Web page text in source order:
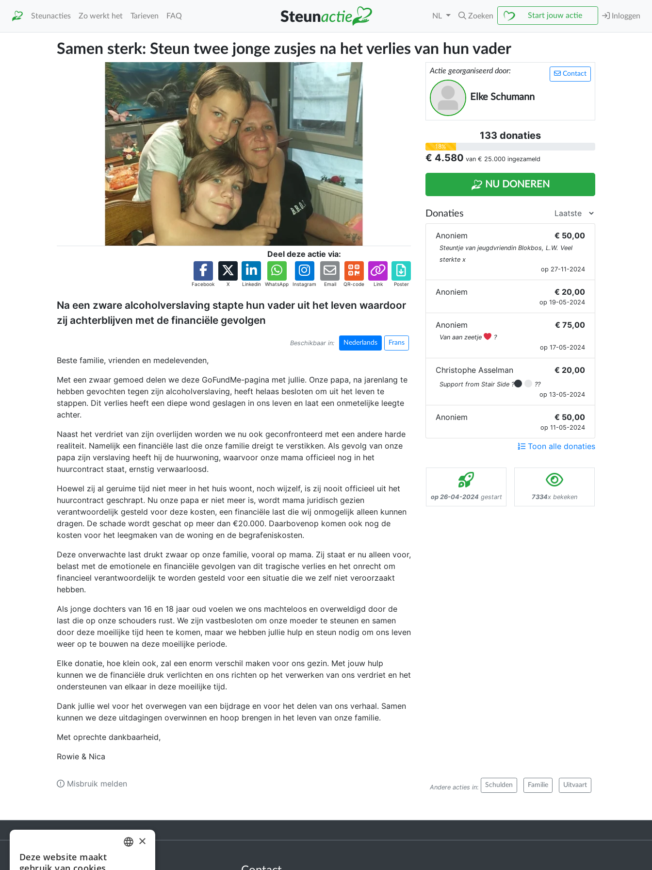
Steunacties Zo werkt het Tarieven FAQ NL Zoeken Start jouw actie Inloggen
Samen sterk: Steun twee jonge zusjes na het verlies van hun vader
Deel deze actie via:
Facebook X Linkedin WhatsApp Instagram Email QR-code Link Poster
Na een zware alcoholverslaving stapte hun vader uit het leven waardoor
zij achterblijven met de financiële gevolgen
Beschikbaar in: Nederlands Frans
Beste familie, vrienden en medelevenden,
Met een zwaar gemoed delen we deze GoFundMe-pagina met jullie. Onze papa, na jarenlang te
hebben gevochten tegen zijn alcoholverslaving, heeft helaas besloten om uit het leven te
stappen. Dit verlies heeft een diepe wond geslagen in ons leven en laat een onmetelijke leegte
achter.
Naast het verdriet van zijn overlijden worden we nu ook geconfronteerd met een andere harde
realiteit. Namelijk een financiële last die onze familie dreigt te verstikken. Als gevolg van onze
papa zijn verslaving heeft hij de huurwoning, waarvoor onze mama officieel nog in het
huurcontract staat, ernstig verwaarloosd.
Hoewel zij al geruime tijd niet meer in het huis woont, noch wijzelf, is zij nooit officieel uit het
huurcontract geschrapt. Nu onze papa er niet meer is, wordt mama juridisch gezien
verantwoordelijk gesteld voor deze kosten, een financiële last die wij onmogelijk alleen kunnen
dragen. De schade wordt geschat op meer dan €20.000. Daarbovenop komen ook nog de
kosten voor het leegmaken van de woning en de begrafeniskosten.
Deze onverwachte last drukt zwaar op onze familie, vooral op mama. Zij staat er nu alleen voor,
belast met de emotionele en financiële gevolgen van dit tragische verlies en het onrecht om
financieel verantwoordelijk te worden gesteld voor een situatie die we zelf niet veroorzaakt
hebben.
Als jonge dochters van 16 en 18 jaar oud voelen we ons machteloos en overweldigd door de
last die op onze schouders rust. We zijn vastbesloten om onze moeder te steunen en samen
door deze moeilijke tijd heen te komen, maar we hebben jullie hulp en steun nodig om ons leven
weer op te bouwen na deze moeilijke periode.
Elke donatie, hoe klein ook, zal een enorm verschil maken voor ons gezin. Met jouw hulp
kunnen we de financiële druk verlichten en ons richten op het verwerken van ons verdriet en het
ondersteunen van elkaar in deze moeilijke tijd.
Dank jullie wel voor het overwegen van een bijdrage en voor het delen van ons verhaal. Samen
kunnen we deze uitdagingen overwinnen en hoop brengen in het leven van onze familie.
Met oprechte dankbaarheid,
Rowie & Nica
Contact
Actie georganiseerd door:
Elke Schumann
133 donaties
18%
€ 4.580 van € 25.000 ingezameld
NU DONEREN
Donaties
Anoniem € 50,00
Steuntje van jeugdvriendin Blokbos, L.W. Veel
sterkte x
op 27-11-2024
Anoniem € 20,00
op 19-05-2024
Anoniem € 75,00
Van aan zeetje
?
op 17-05-2024
Christophe Asselman € 20,00
Support from Stair Side ?
??
op 13-05-2024
Anoniem € 50,00
op 11-05-2024
Toon alle donaties
op 26-04-2024 gestart 7334x bekeken
Andere acties in: Schulden Familie Uitvaart
Misbruik melden
×
Deze website maakt